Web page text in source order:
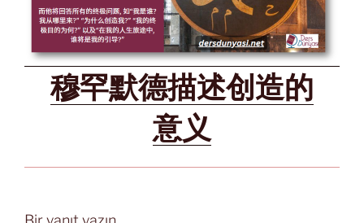
穆罕默德描述创造的
意义